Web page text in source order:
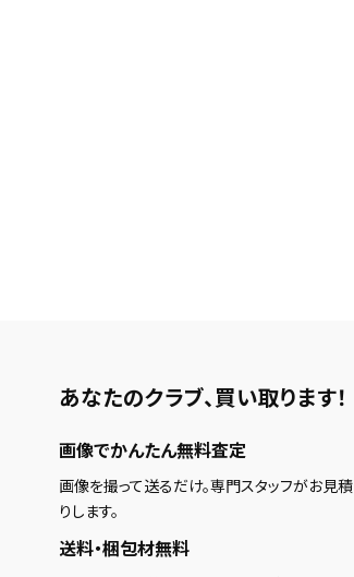
あなたのクラブ、 買い取ります！
画像でかんたん無料査定
画像を撮って送るだけ。専門スタッフがお見積
りします。
送料・梱包材無料